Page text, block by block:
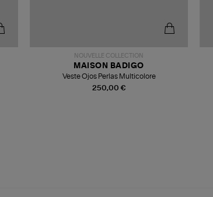
NOUVELLE COLLECTION
250,00 €
MAISON BADIGO
Veste Ojos Perlas Multicolore